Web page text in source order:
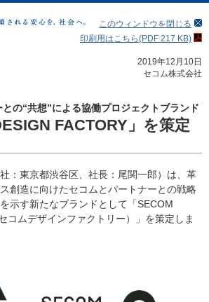
このウィンドウを閉じる
印刷用はこちら(PDF 217 KB)
2019年12月10日
セコム株式会社
の“共想”による協働プロジェクトブランド
FACTORY」を策定
：東京都渋谷区、社長：尾関一郎）は、革
創造に向けたセコムとパートナーとの戦略
示す新たなブランドとして「SECOM
コムデザインファクトリー）」を策定しま